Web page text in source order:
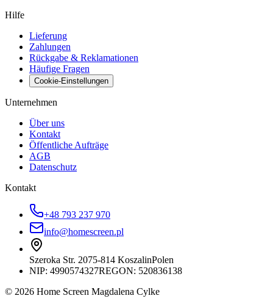
Hilfe
Lieferung
Zahlungen
Rückgabe & Reklamationen
Häufige Fragen
Cookie-Einstellungen
Unternehmen
Über uns
Kontakt
Öffentliche Aufträge
AGB
Datenschutz
Kontakt
+48 793 237 970
info@homescreen.pl
Szeroka Str. 2075-814 KoszalinPolen
NIP: 4990574327REGON: 520836138
© 2026 Home Screen Magdalena Cylke